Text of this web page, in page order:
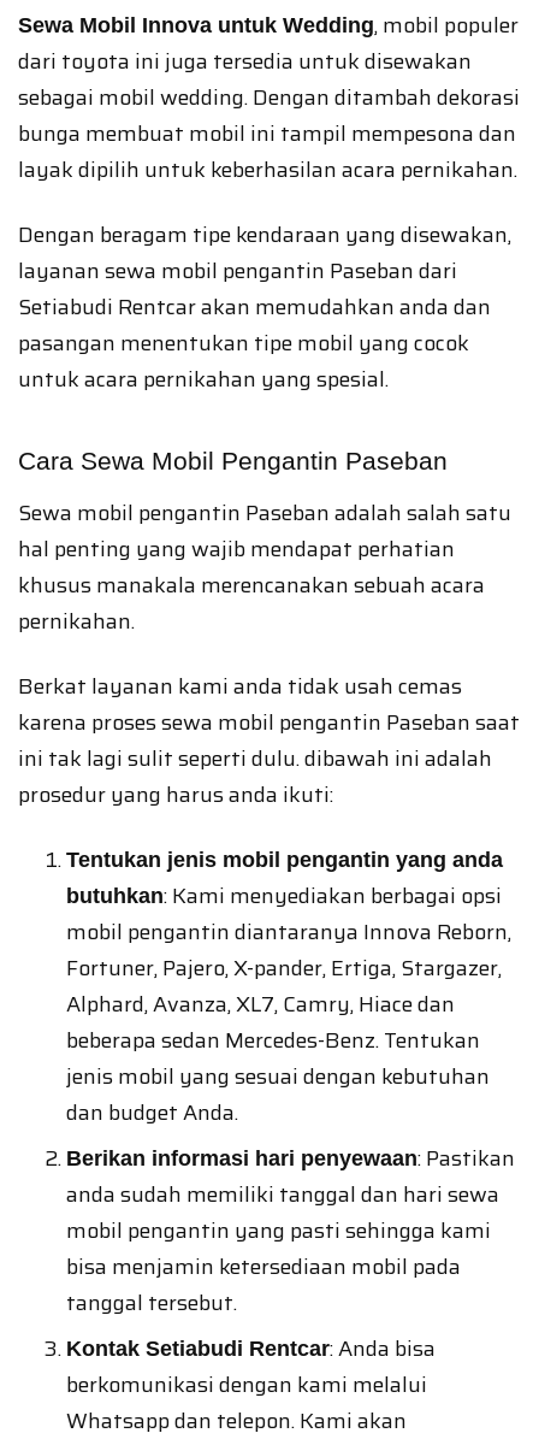
Sewa Mobil Innova untuk Wedding, mobil populer
dari toyota ini juga tersedia untuk disewakan
sebagai mobil wedding. Dengan ditambah dekorasi
bunga membuat mobil ini tampil mempesona dan
layak dipilih untuk keberhasilan acara pernikahan.
Dengan beragam tipe kendaraan yang disewakan,
layanan sewa mobil pengantin Paseban dari
Setiabudi Rentcar akan memudahkan anda dan
pasangan menentukan tipe mobil yang cocok
untuk acara pernikahan yang spesial.
Cara Sewa Mobil Pengantin Paseban
Sewa mobil pengantin Paseban adalah salah satu
hal penting yang wajib mendapat perhatian
khusus manakala merencanakan sebuah acara
pernikahan.
Berkat layanan kami anda tidak usah cemas
karena proses sewa mobil pengantin Paseban saat
ini tak lagi sulit seperti dulu. dibawah ini adalah
prosedur yang harus anda ikuti:
Tentukan jenis mobil pengantin yang anda
butuhkan: Kami menyediakan berbagai opsi
mobil pengantin diantaranya Innova Reborn,
Fortuner, Pajero, X-pander, Ertiga, Stargazer,
Alphard, Avanza, XL7, Camry, Hiace dan
beberapa sedan Mercedes-Benz. Tentukan
jenis mobil yang sesuai dengan kebutuhan
dan budget Anda.
Berikan informasi hari penyewaan: Pastikan
anda sudah memiliki tanggal dan hari sewa
mobil pengantin yang pasti sehingga kami
bisa menjamin ketersediaan mobil pada
tanggal tersebut.
Kontak Setiabudi Rentcar: Anda bisa
berkomunikasi dengan kami melalui
Whatsapp dan telepon. Kami akan